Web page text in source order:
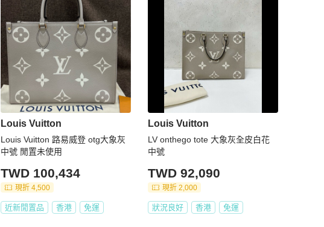
Louis Vuitton
Louis Vuitton 路易威登 otg大象灰
中號 閒置未使用
TWD 100,434
現折 4,500
近新閒置品 香港 免運
Louis Vuitton
LV onthego tote 大象灰全皮白花
中號
TWD 92,090
現折 2,000
狀況良好 香港 免運